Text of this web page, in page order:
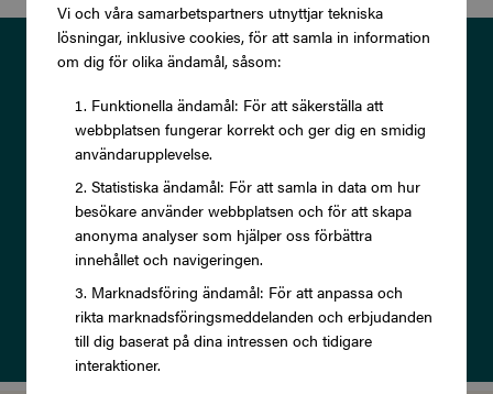
Vi och våra samarbetspartners utnyttjar tekniska
lösningar, inklusive cookies, för att samla in information
om dig för olika ändamål, såsom:
Funktionella ändamål: För att säkerställa att
webbplatsen fungerar korrekt och ger dig en smidig
användarupplevelse.
Statistiska ändamål: För att samla in data om hur
besökare använder webbplatsen och för att skapa
anonyma analyser som hjälper oss förbättra
innehållet och navigeringen.
Marknadsföring ändamål: För att anpassa och
rikta marknadsföringsmeddelanden och erbjudanden
till dig baserat på dina intressen och tidigare
interaktioner.
Prenumerera på vårt nyhetsbrev
och ta del av exklusiva
erbjudanden och rabatter!
Prenumerera
Läs om vårIntegritetspolicy